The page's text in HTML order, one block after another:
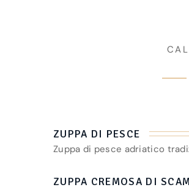
ZUPPA DI PESCE
Zuppa di pesce adriatico
ZUPPA CREMOSA DI